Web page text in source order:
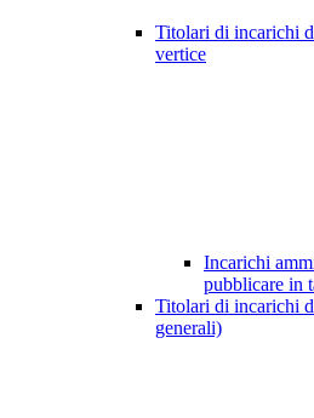
Titolari di incarichi
vertice
Incarichi
pubblicare in
Titolari di incarichi
generali)